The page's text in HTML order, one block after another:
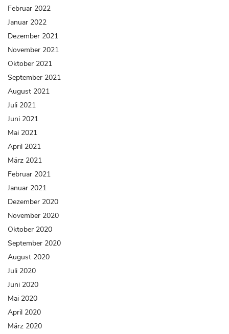
Februar 2022
Januar 2022
Dezember 2021
November 2021
Oktober 2021
September 2021
August 2021
Juli 2021
Juni 2021
Mai 2021
April 2021
März 2021
Februar 2021
Januar 2021
Dezember 2020
November 2020
Oktober 2020
September 2020
August 2020
Juli 2020
Juni 2020
Mai 2020
April 2020
März 2020